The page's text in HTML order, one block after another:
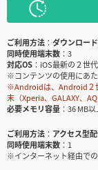
ご利用方法
ダウンロー
同時使用端末数
3
対応OS
iOS最新の２世
※コンテンツの使用にあ
※Androidは、Android２
末（Xperia、GALAXY、
必要メモリ容量
36 MB以
ご利用方法
アクセス型
同時使用端末数
1
※インターネット経由で